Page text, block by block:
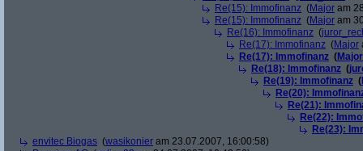
Re(15): Immofinanz (Major am
Re(15): Immofinanz (Major am
Re(16): Immofinanz (
Re(17): Immofinanz (Major
Re(17): Immofinanz (Major
Re(18): Immofinanz (
Re(19): Immofinanz (
Re(20):
Re(21):
Re(22):
Re(23):
envitec Biogas (wasikonier am 23.07.2007, 16:00:58)